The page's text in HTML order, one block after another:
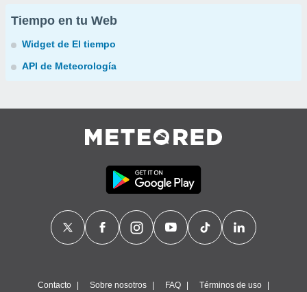
Tiempo en tu Web
Widget de El tiempo
API de Meteorología
Contacto Sobre nosotros FAQ Términos de uso